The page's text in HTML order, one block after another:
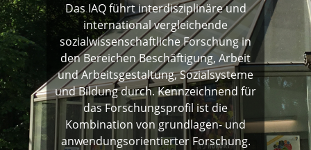
Das IAQ führt interdisziplinäre und
international vergleichende
sozialwissenschaftliche Forschung in
den Bereichen Beschäftigung, Arbeit
und Arbeitsgestaltung, Sozialsysteme
und Bildung durch. Kennzeichnend für
das Forschungsprofil ist die
Kombination von grundlagen- und
anwendungsorientierter Forschung.